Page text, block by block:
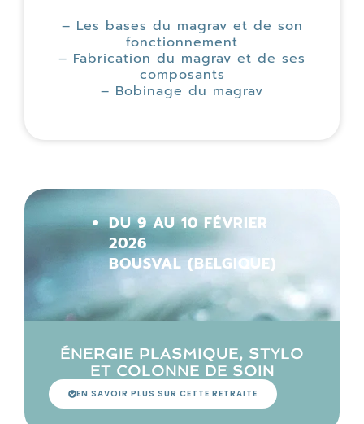
– Les bases du magrav et de son
fonctionnement
– Fabrication du magrav et de ses
composants
– Bobinage du magrav
DU 9 AU 10 FÉVRIER
2026
BOUSVAL (BELGIQUE)
ÉNERGIE PLASMIQUE, STYLO
ET COLONNE DE SOIN
EN SAVOIR PLUS SUR CETTE RETRAITE